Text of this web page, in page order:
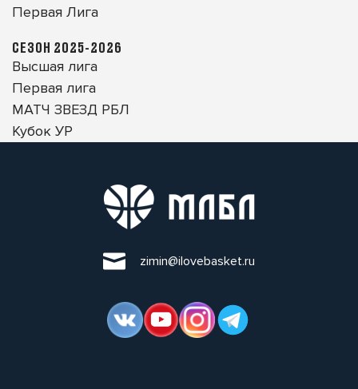
Первая Лига
СЕЗОН 2025-2026
Высшая лига
Первая лига
МАТЧ ЗВЕЗД РБЛ
Кубок УР
zimin@ilovebasket.ru